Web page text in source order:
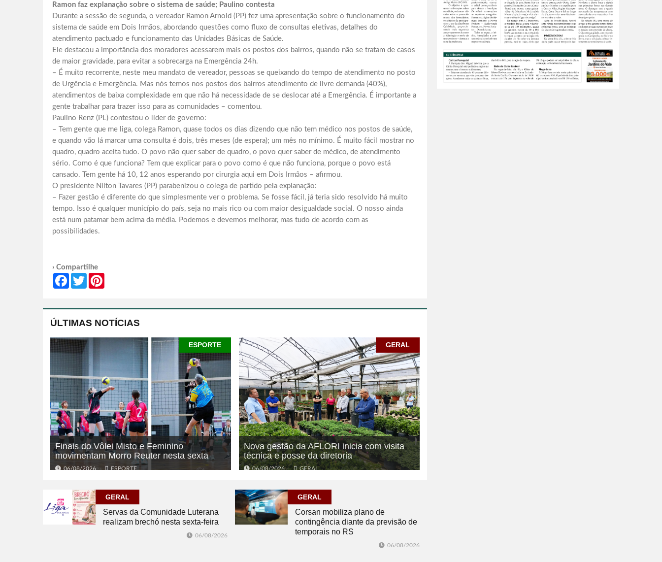
Ramon faz explanação sobre o sistema de saúde; Paulino contesta
Durante a sessão de segunda, o vereador Ramon Arnold (PP) fez uma apresentação sobre o funcionamento do
sistema de saúde em Dois Irmãos, abordando questões como fluxo de consultas eletivas, detalhes do
atendimento pactuado e funcionamento das Unidades Básicas de Saúde.
Ele destacou a importância dos moradores acessarem mais os postos dos bairros, quando não se tratam de casos
de maior gravidade, para evitar a sobrecarga na Emergência 24h.
– É muito recorrente, neste meu mandato de vereador, pessoas se queixando do tempo de atendimento no posto
de Urgência e Emergência. Mas nós temos nos postos dos bairros atendimento de livre demanda (40%),
atendimentos de baixa complexidade em que não há necessidade de se deslocar até a Emergência. É importante a
gente trabalhar para trazer isso para as comunidades – comentou.
Paulino Renz (PL) contestou o líder de governo:
– Tem gente que me liga, colega Ramon, quase todos os dias dizendo que não tem médico nos postos de saúde,
e quando vão lá marcar uma consulta é dois, três meses (de espera); um mês no mínimo. É muito fácil mostrar no
quadro, quadro aceita tudo. O povo não quer saber de quadro, o povo quer saber de médico, de atendimento
sério. Como é que funciona? Tem que explicar para o povo como é que não funciona, porque o povo está
cansado. Tem gente há 10, 12 anos esperando por cirurgia aqui em Dois Irmãos – afirmou.
O presidente Nilton Tavares (PP) parabenizou o colega de partido pela explanação:
– Fazer gestão é diferente do que simplesmente ver o problema. Se fosse fácil, já teria sido resolvido há muito
tempo. Isso é qualquer município do país, seja no mais rico ou com maior desigualdade social. O nosso ainda
está num patamar bem acima da média. Podemos e devemos melhorar, mas tudo de acordo com as
possibilidades.
› Compartilhe
Facebook
Twitter
ÚLTIMAS NOTÍCIAS
ESPORTE
Finais do Vôlei Misto e Feminino
movimentam Morro Reuter nesta sexta
06/08/2026 ESPORTE
GERAL
Nova gestão da AFLORI inicia com visita
técnica e posse da diretoria
06/08/2026 GERAL
GERAL
Servas da Comunidade Luterana
realizam brechó nesta sexta-feira
06/08/2026
GERAL
Corsan mobiliza plano de
contingência diante da previsão de
temporais no RS
06/08/2026